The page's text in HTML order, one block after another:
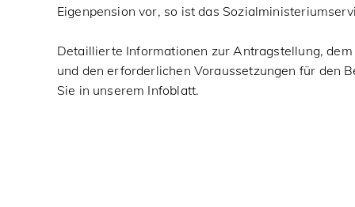
Eigenpension vor, so ist das
Detaillierte Informationen zur Antragstellung,
und den erforderlichen Voraussetzungen für den
Sie in unserem Infoblatt.